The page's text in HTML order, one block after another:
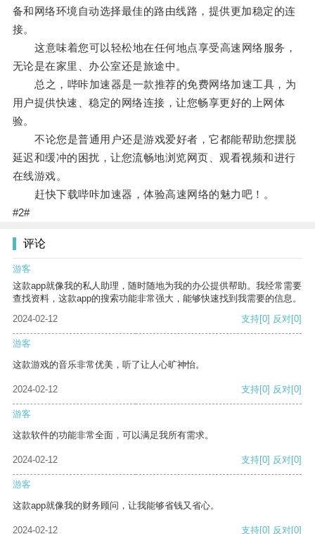
备和网络环境自动选择最佳的路由线路，提供更加稳定的连
接。
这意味着您可以轻松地在任何地点享受高速网络服务，
无论是在家里、办公室还是旅途中。
总之，哔咔加速器是一款推荐的免费网络加速工具，为
用户提供快速、稳定的网络连接，让您畅享更好的上网体
验。
不论您是普通用户还是游戏爱好者，它都能帮助您摆脱
延迟和缓冲的困扰，让您流畅地浏览网页、观看视频和进行
在线游戏。
赶快下载哔咔加速器，体验高速网络的魅力吧！。
#2#
评论
游客
这款app就像我的私人助理，随时随地为我的办公提供帮助。我经常需要
查找资料，这款app的搜索功能非常强大，能够快速找到我需要的信息。
2024-02-12
支持[0] 反对[0]
游客
这款游戏的音乐非常优美，听了让人心旷神怡。
2024-02-12 支持[0] 反对[0]
游客
这款软件的功能非常全面，可以满足我所有需求。
2024-02-12 支持[0] 反对[0]
游客
这款app就像我的财务顾问，让我能够省钱又省心。
2024-02-12 支持[0] 反对[0]